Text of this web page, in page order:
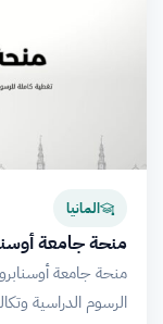
المانيا
منحة جامعة
منحة جامعة
الرسوم الدراسية